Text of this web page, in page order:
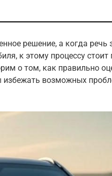
решение, а когда речь
к этому процессу стоит
о том, как правильно
избежать возможных